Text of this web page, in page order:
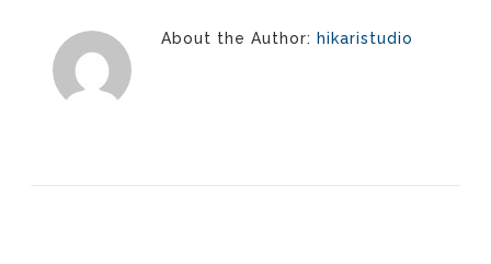
About the Author: hikaristudio